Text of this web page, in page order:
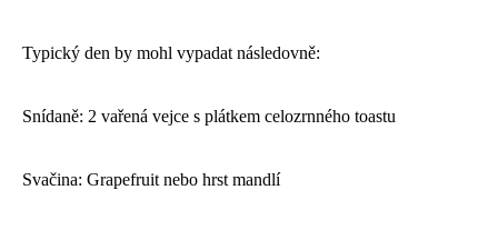
Typický den by mohl vypadat následovně:
Snídaně: 2 vařená vejce s plátkem celozrnného toastu
Svačina: Grapefruit nebo hrst mandlí